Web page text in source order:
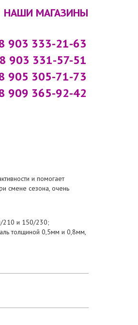
НАШИ МАГАЗИНЫ
903 333-21-63
8 903 331-57-51
905 305-71-73
909 365-92-42
и помогает
смене сезона, очень
и 150/230;
толщиной 0,5мм и 0,8мм,